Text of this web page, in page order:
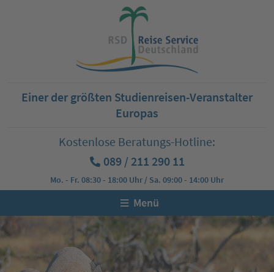
Einer der größten Studienreisen-Veranstalter
Europas
Kostenlose Beratungs-Hotline:
089 / 211 290 11
Mo. - Fr. 08:30 - 18:00 Uhr / Sa. 09:00 - 14:00 Uhr
Menü